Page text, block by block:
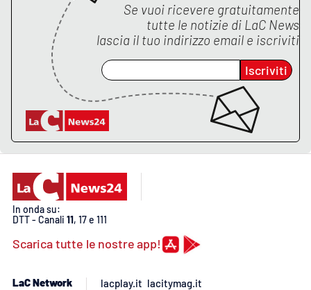
Android
Apple
Se vuoi ricevere gratuitamente
tutte le notizie di LaC News
lascia il tuo indirizzo email e iscriviti
Iscriviti
In onda su:
DTT - Canali 11, 17 e 111
Scarica tutte le nostre app!
LaC Network lacplay.it lacitymag.it